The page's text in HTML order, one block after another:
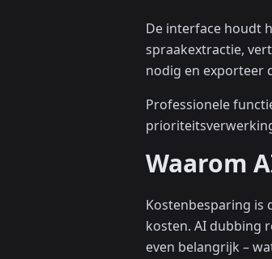
De interface houdt
spraakextractie,
nodig en exporteer
Professionele
Waarom
Kostenbesparing is
kosten. AI dubbing
even belangrijk –